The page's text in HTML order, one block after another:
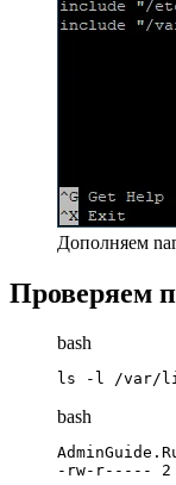
Дополняем
Проверяем
bash
ls -l /var/
bash
-rw-r----- 2